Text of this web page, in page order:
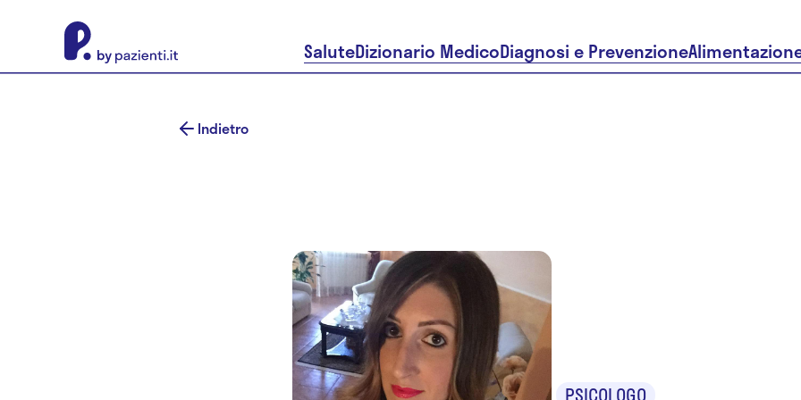
SaluteDizionario MedicoDiagnosi e Prevenzione
Indietro
PSICOLOGO